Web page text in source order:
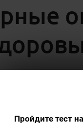
Пройдите тест